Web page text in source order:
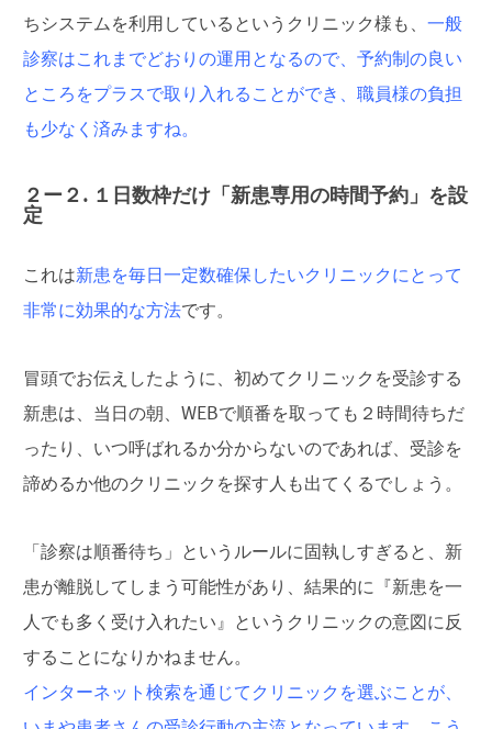
ちシステムを利用しているというクリニック様も、 一般
診察はこれまでどおりの運用となるので、予約制の良い
ところをプラスで取り入れることができ、職員様の負担
も少なく済みますね。
２ー２. １日数枠だけ「新患専用の時間予約」を設
定
これは新患を毎日一定数確保したいクリニックにとって
非常に効果的な方法です。
冒頭でお伝えしたように、初めてクリニックを受診する
新患は、当日の朝、WEBで順番を取っても２時間待ちだ
ったり、いつ呼ばれるか分からないのであれば、受診を
諦めるか他のクリニックを探す人も出てくるでしょう。
「診察は順番待ち」というルールに固執しすぎると、新
患が離脱してしまう可能性があり、結果的に『新患を一
人でも多く受け入れたい』というクリニックの意図に反
することになりかねません。
インターネット検索を通じてクリニックを選ぶことが、